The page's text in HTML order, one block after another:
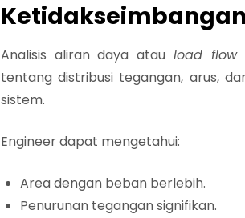
Analisis aliran daya atau load flow
tentang distribusi tegangan, arus,
sistem.
Engineer dapat mengetahui:
Area dengan beban berlebih.
Penurunan tegangan signifikan.